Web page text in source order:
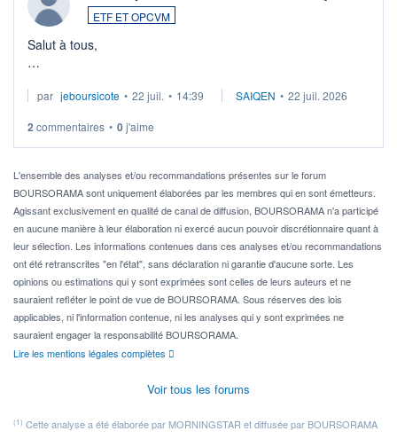
ETF ET OPCVM
Salut à tous,
via un ETF plutôt que des actions individuelles.
Idéalement, je voudrais qu'il soit éligible au PEA.
Pour l' ...
par jeboursicote • 22 juil. • 14:39 SAIQEN • 22 juil. 2026
2 commentaires • 0j'aime
L'ensemble des analyses et/ou recommandations présentes sur le forum
BOURSORAMA sont uniquement élaborées par les membres qui en sont émetteurs.
Agissant exclusivement en qualité de canal de diffusion, BOURSORAMA n'a participé
en aucune manière à leur élaboration ni exercé aucun pouvoir discrétionnaire quant à
leur sélection. Les informations contenues dans ces analyses et/ou recommandations
ont été retranscrites "en l'état", sans déclaration ni garantie d'aucune sorte. Les
opinions ou estimations qui y sont exprimées sont celles de leurs auteurs et ne
sauraient refléter le point de vue de BOURSORAMA. Sous réserves des lois
applicables, ni l'information contenue, ni les analyses qui y sont exprimées ne
sauraient engager la responsabilité BOURSORAMA.
Lire les mentions légales complètes
Voir tous les forums
(1) Cette analyse a été élaborée par MORNINGSTAR et diffusée par BOURSORAMA